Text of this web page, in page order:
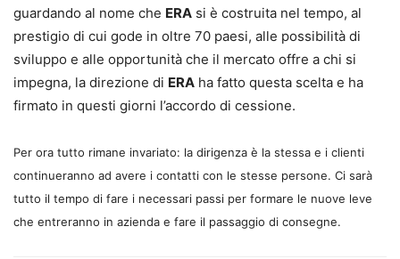
guardando al nome che ERA si è costruita nel tempo, al
prestigio di cui gode in oltre 70 paesi, alle possibilità di
sviluppo e alle opportunità che il mercato offre a chi si
impegna, la direzione di ERA ha fatto questa scelta e ha
firmato in questi giorni l’accordo di cessione.
Per ora tutto rimane invariato: la dirigenza è la stessa e i clienti
continueranno ad avere i contatti con le stesse persone. Ci sarà
tutto il tempo di fare i necessari passi per formare le nuove leve
che entreranno in azienda e fare il passaggio di consegne.